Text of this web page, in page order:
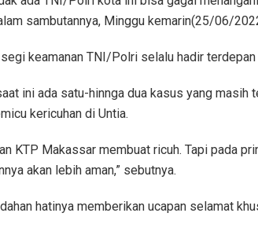
sambutannya, Minggu kemarin(25/06/
keamanan TNI/Polri selalu hadir
ini ada satu-hinnga dua kasus yang masih
kericuhan di Untia.
KTP Makassar membuat ricuh. Tapi pada
akan lebih aman,” sebutnya.
hatinya memberikan ucapan selamat